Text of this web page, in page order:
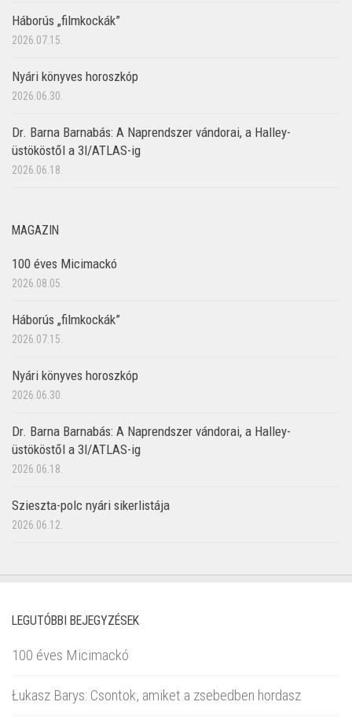
Háborús „filmkockák”
2026.07.15.
Nyári könyves horoszkóp
2026.06.30.
Dr. Barna Barnabás: A Naprendszer vándorai, a Halley-
üstököstől a 3I/ATLAS-ig
2026.06.18.
MAGAZIN
100 éves Micimackó
2026.08.05.
Háborús „filmkockák”
2026.07.15.
Nyári könyves horoszkóp
2026.06.30.
Dr. Barna Barnabás: A Naprendszer vándorai, a Halley-
üstököstől a 3I/ATLAS-ig
2026.06.18.
Szieszta-polc nyári sikerlistája
2026.06.12.
LEGUTÓBBI BEJEGYZÉSEK
100 éves Micimackó
Łukasz Barys: Csontok, amiket a zsebedben hordasz